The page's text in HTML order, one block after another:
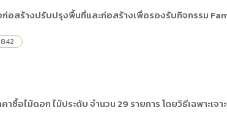
ก่อสร้างปรับปรุงพื้นที่และก่อสร้างเพื่อรองรับกิจกรรม
าซื้อไม้ดอก ไม้ประดับ จำนวน 29 รายการ โดยวิธีเฉพาะเจา